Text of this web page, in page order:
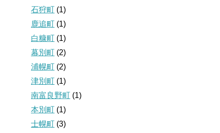
石狩町 (1)
鹿追町 (1)
白糠町 (1)
幕別町 (2)
浦幌町 (2)
津別町 (1)
南富良野町 (1)
本別町 (1)
士幌町 (3)